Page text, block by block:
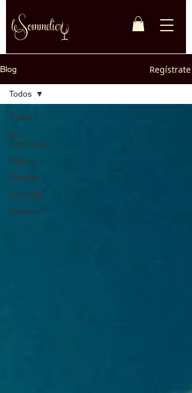
Blog Regístrate
Todos
Le
Sommelier
Cultura
Recetas
Cocktails
Noticias
Todos